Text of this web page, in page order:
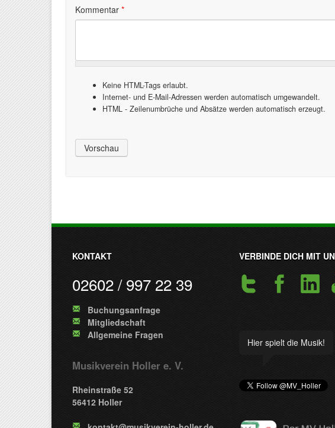
Kommentar *
Keine HTML-Tags erlaubt.
Internet- und E-Mail-Adressen werden automatisch umgewandelt.
HTML - Zeilenumbrüche und Absätze werden automatisch erzeugt.
KONTAKT
02602 / 997 22 39
Buchungsanfrage
Mitgliedschaft
Allgemeine Fragen
Musikverein Holler e. V.
Rheinstraße 52
56412 Holler
VERBINDE DICH MIT
Hier spielt die Musik!